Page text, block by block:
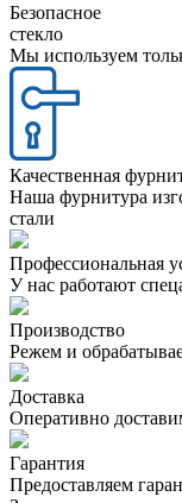
Безопасное
стекло
Мы используем
Качественная
Наша фурнитура
стали
Профессиональная
У нас работают
Производство
Режем и
Доставка
Оперативно
Гарантия
Предоставляем